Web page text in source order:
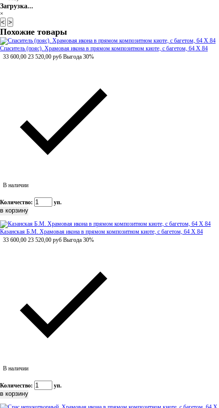
Загрузка...
×
< >
Похожие товары
Спаситель (пояс). Храмовая икона в прямом композитном киоте, с багетом, 64 Х 84
33 600,00 23 520,00 руб Выгода 30%
В наличии
Количество: уп.
Казанская Б.М. Храмовая икона в прямом композитном киоте, с багетом, 64 Х 84
33 600,00 23 520,00 руб Выгода 30%
В наличии
Количество: уп.